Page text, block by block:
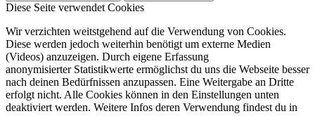
Diese Seite verwendet Cookies
Wir verzichten weitstgehend auf die Verwendung von Cookies.
Diese werden jedoch weiterhin benötigt um externe Medien
(Videos) anzuzeigen. Durch eigene Erfassung
anonymisierter Statistikwerte ermöglichst du uns die Webseite besser
nach deinen Bedürfnissen anzupassen. Eine Weitergabe an Dritte
erfolgt nicht. Alle Cookies können in den Einstellungen unten
deaktiviert werden. Weitere Infos deren Verwendung findest du in